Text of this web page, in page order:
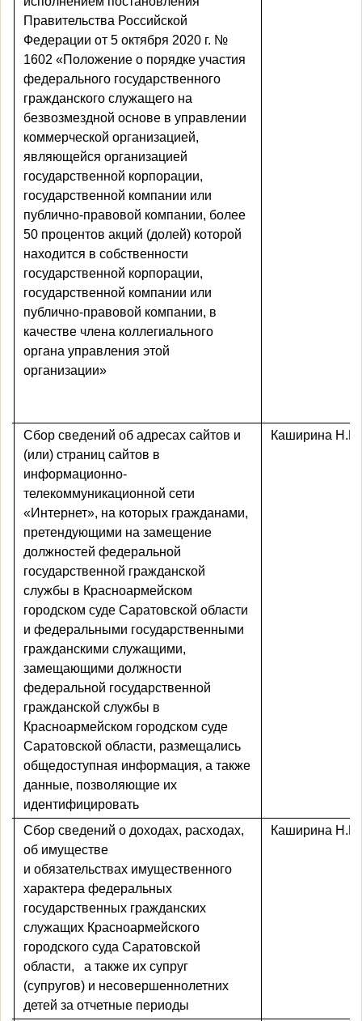
Правительства Российской
Федерации от 5 октября 2020 г. №
1602 «Положение о порядке участия
федерального государственного
гражданского служащего на
безвозмездной основе в управлении
коммерческой организацией,
являющейся организацией
государственной корпорации,
государственной компании или
публично-правовой компании, более
50 процентов акций (долей) которой
находится в собственности
государственной корпорации,
государственной компании или
публично-правовой компании, в
качестве члена коллегиального
органа управления этой
организации»
Сбор сведений об адресах сайтов и
(или) страниц сайтов в
информационно-
телекоммуникационной сети
«Интернет», на которых гражданами,
претендующими на замещение
должностей федеральной
государственной гражданской
службы в Красноармейском
городском суде Саратовской области
и федеральными государственными
гражданскими служащими,
замещающими должности
федеральной государственной
гражданской службы в
Красноармейском городском суде
Саратовской области, размещались
общедоступная информация, а также
данные, позволяющие их
идентифицировать
Каширина
Сбор сведений о доходах, расходах,
об имуществе
и обязательствах имущественного
характера федеральных
государственных гражданских
служащих Красноармейского
городского суда Саратовской
области,
а также их супруг
(супругов) и несовершеннолетних
детей за отчетные периоды
Каширина